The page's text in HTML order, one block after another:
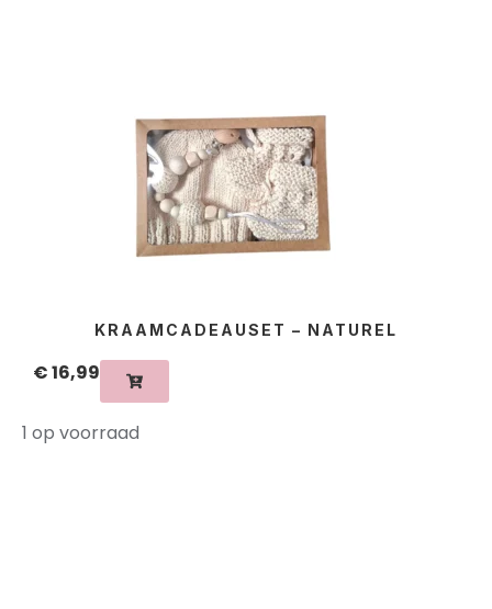
KRAAMCADEAUSET – NATUREL
€16,99
1 op voorraad